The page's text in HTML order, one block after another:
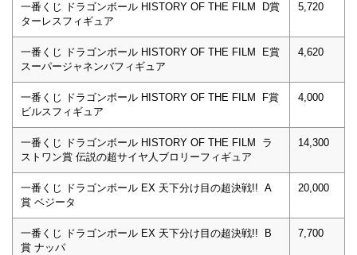
一番くじ ドラゴンボール HISTORY OF THE FILM D賞
ターレスフィギュア
5,720
一番くじ ドラゴンボール HISTORY OF THE FILM E賞
スーパージャネンバフィギュア
4,620
一番くじ ドラゴンボール HISTORY OF THE FILM F賞
ビルスフィギュア
4,000
一番くじ ドラゴンボール HISTORY OF THE FILM ラ
ストワン賞 伝説の超サイヤ人ブロリーフィギュア
14,300
一番くじ ドラゴンボール EX 天下分け目の超決戦!! A
賞 ベジータ
20,000
一番くじ ドラゴンボール EX 天下分け目の超決戦!! B
賞 ナッパ
7,700